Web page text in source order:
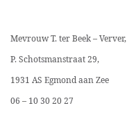
Mevrouw T. ter Beek – Verver,
P. Schotsmanstraat 29,
1931 AS Egmond aan Zee
06 – 10 30 20 27